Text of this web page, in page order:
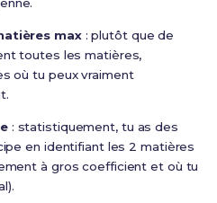
max: plutôt que de
toutes les matières,
où tu peux vraiment
: statistiquement, tu as des
en identifiant les 2 matières
à gros coefficient et où tu